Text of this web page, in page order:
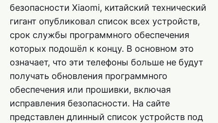
безопасности Xiaomi, китайский технический
гигант опубликовал список всех устройств,
срок службы программного обеспечения
которых подошёл к концу. В основном это
означает, что эти телефоны больше не будут
получать обновления программного
обеспечения или прошивки, включая
исправления безопасности. На сайте
представлен длинный список устройств под